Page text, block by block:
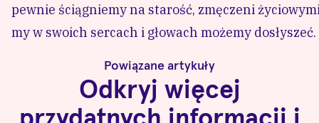
pewnie ściągniemy na starość, zmęczeni
my w swoich sercach i głowach możemy
Powiązane artykuły
Odkryj więcej